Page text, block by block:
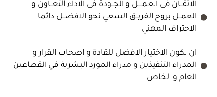
الاتقــان فى العمــــل و الجــودة فى الاداء التعــاون و
العمــل بروح الفريــق السعي نحو الافضـــل دائما
الاحتراف المهني
ان نكون الاختيار الافضل للقادة و اصحاب القرار و
المدراء التنفيذين و مدراء المورد البشرية في القطاعين
العام و الخاص